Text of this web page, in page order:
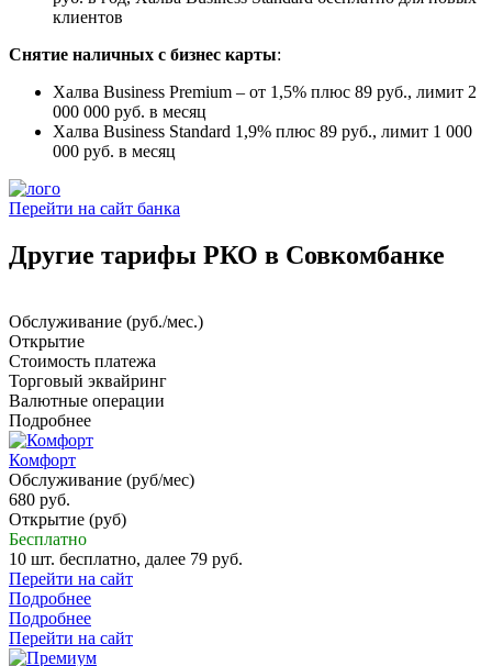
клиентов
Снятие наличных с бизнес карты:
Халва Business Premium – от 1,5% плюс 89 руб., лимит 2
000 000 руб. в месяц
Халва Business Standard 1,9% плюс 89 руб., лимит 1 000
000 руб. в месяц
Перейти на сайт банка
Другие тарифы РКО в Совкомбанке
Обслуживание (руб./мес.)
Открытие
Стоимость платежа
Торговый эквайринг
Валютные операции
Подробнее
Комфорт
Обслуживание (руб/мес)
680 руб.
Открытие (руб)
Бесплатно
10 шт. бесплатно, далее 79 руб.
Перейти на сайт
Подробнее
Подробнее
Перейти на сайт